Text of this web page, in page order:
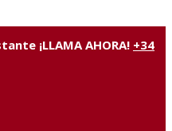
¡LLAMA AHORA! +34